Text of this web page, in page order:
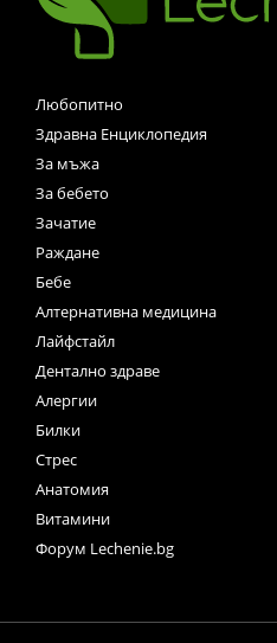
Любопитно
Здравна Енциклопедия
За мъжа
За бебето
Зачатие
Раждане
Бебе
Алтернативна медицина
Лайфстайл
Дентално здраве
Алергии
Билки
Стрес
Анатомия
Витамини
Форум Lechenie.bg